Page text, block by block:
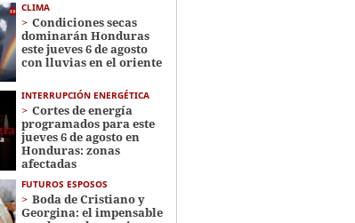
CLIMA
Condiciones secas
dominarán Honduras
este jueves 6 de agosto
con lluvias en el oriente
INTERRUPCIÓN ENERGÉTICA
Cortes de energía
programados para este
jueves 6 de agosto en
Honduras: zonas
afectadas
FUTUROS ESPOSOS
Boda de Cristiano y
Georgina: el impensable